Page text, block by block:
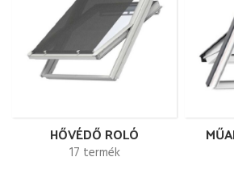
HŐVÉDŐ ROLÓ
17 termék